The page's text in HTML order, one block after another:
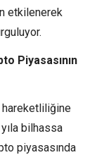
etkilenerek
Piyasasının
hareketliliğine
bilhassa
piyasasında